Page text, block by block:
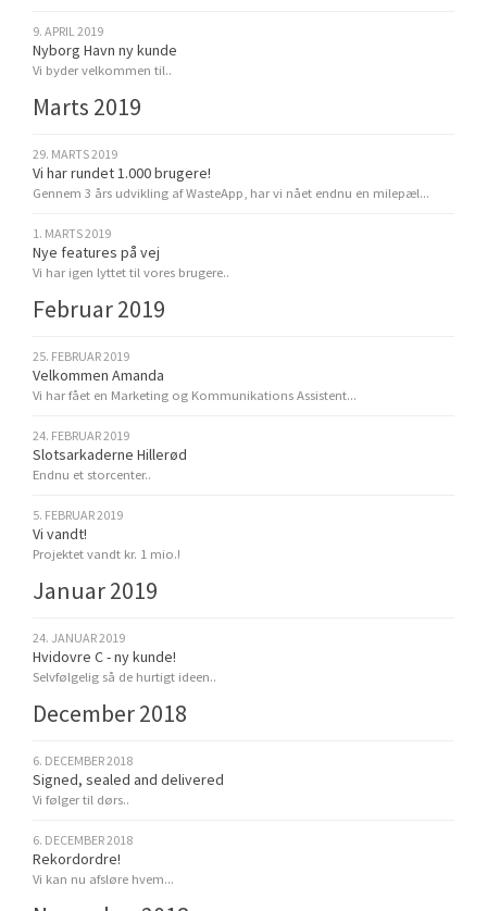
9. APRIL 2019
Nyborg Havn ny kunde
Vi byder velkommen til..
Marts 2019
29. MARTS 2019
Vi har rundet 1.000 brugere!
Gennem 3 års udvikling af WasteApp, har vi nået endnu en milepæl...
1. MARTS 2019
Nye features på vej
Vi har igen lyttet til vores brugere..
Februar 2019
25. FEBRUAR 2019
Velkommen Amanda
Vi har fået en Marketing og Kommunikations Assistent...
24. FEBRUAR 2019
Slotsarkaderne Hillerød
Endnu et storcenter..
5. FEBRUAR 2019
Vi vandt!
Projektet vandt kr. 1 mio.!
Januar 2019
24. JANUAR 2019
Hvidovre C - ny kunde!
Selvfølgelig så de hurtigt ideen..
December 2018
6. DECEMBER 2018
Signed, sealed and delivered
Vi følger til dørs..
6. DECEMBER 2018
Rekordordre!
Vi kan nu afsløre hvem...